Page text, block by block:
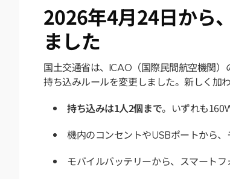
2026年4月24日から
ました
国土交通省は、ICAO（国際民間航空機関
持ち込みルールを変更しました。新しく加
持ち込みは1人2個まで。いずれも
機内のコンセントやUSBポートから
モバイルバッテリーから、スマート